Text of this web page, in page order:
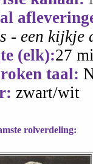
- een kijkje
(elk):27
taal:
zwart/wit
rolverdeling: